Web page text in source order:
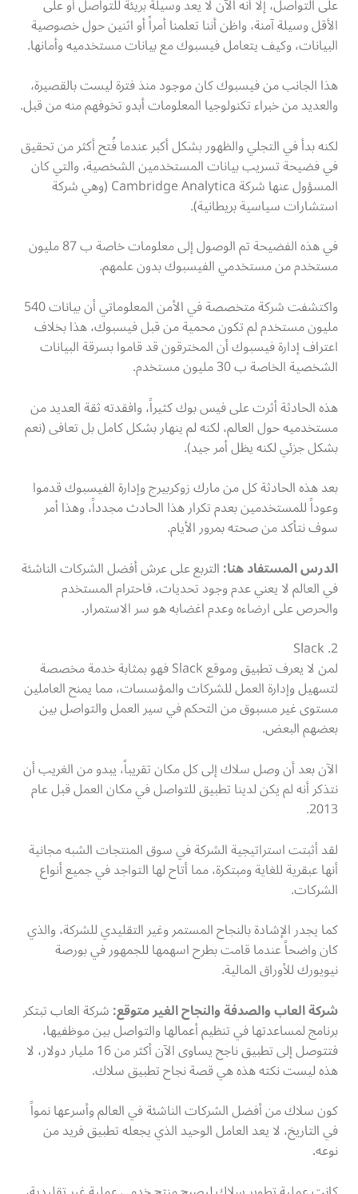
الأقل وسيلة آمنة، واظن أننا تعلمنا أمراً أو اثنين حول خصوصية
البيانات، وكيف يتعامل فيسبوك مع بيانات مستخدميه وأمانها.
هذا الجانب من فيسبوك كان موجود منذ فترة ليست بالقصيرة،
والعديد من خبراء تكنولوجيا المعلومات أبدو تخوفهم منه من قبل.
لكنه بدأ في التجلي والظهور بشكل أكبر عندما فُتح أكثر من تحقيق
في فضيحة تسريب بيانات المستخدمين الشخصية، والتي كان
المسؤول عنها شركة Cambridge Analytica (وهي شركة
استشارات سياسية بريطانية).
في هذه الفضيحة تم الوصول إلى معلومات خاصة ب 87 مليون
مستخدم من مستخدمي الفيسبوك بدون علمهم.
واكتشفت شركة متخصصة في الأمن المعلوماتي أن بيانات 540
مليون مستخدم لم تكون محمية من قبل فيسبوك، هذا بخلاف
اعتراف إدارة فيسبوك أن المخترقون قد قاموا بسرقة البيانات
الشخصية الخاصة ب 30 مليون مستخدم.
هذه الحادثة أثرت على فيس بوك كثيراً، وافقدته ثقة العديد من
مستخدميه حول العالم، لكنه لم ينهار بشكل كامل بل تعافى (نعم
بشكل جزئي لكنه يظل أمر جيد).
بعد هذه الحادثة كل من مارك زوكربيرج وإدارة الفيسبوك قدموا
وعوداً للمستخدمين بعدم تكرار هذا الحادث مجدداً، وهذا أمر
سوف نتأكد من صحته بمرور الأيام.
الدرس المستفاد هنا:التربع على عرش أفضل الشركات الناشئة
في العالم لا يعني عدم وجود تحديات، فاحترام المستخدم
والحرص على ارضاءه وعدم اغضابه هو سر الاستمرار.
Slack .2
لمن لا يعرف تطبيق وموقع Slack فهو بمثابة خدمة مخصصة
لتسهيل وإدارة العمل للشركات والمؤسسات، مما يمنح العاملين
مستوى غير مسبوق من التحكم في سير العمل والتواصل بين
بعضهم البعض.
الآن بعد أن وصل سلاك إلى كل مكان تقريباً، يبدو من الغريب أن
نتذكر أنه لم يكن لدينا تطبيق للتواصل في مكان العمل قبل عام
2013.
لقد أثبتت استراتيجية الشركة في سوق المنتجات الشبه مجانية
أنها عبقرية للغاية ومبتكرة، مما أتاح لها التواجد في جميع أنواع
الشركات.
كما يجدر الإشادة بالنجاح المستمر وغير التقليدي للشركة، والذي
كان واضحاً عندما قامت بطرح اسهمها للجمهور في بورصة
نيويورك للأوراق المالية.
شركة العاب والصدفة والنجاح الغير متوقع:شركة العاب تبتكر
برنامج لمساعدتها في تنظيم أعمالها والتواصل بين موظفيها،
فتتوصل إلى تطبيق ناجح يساوى الآن أكثر من 16 مليار دولار، لا
هذه ليست نكته هذه هي قصة نجاح تطبيق سلاك.
كون سلاك من أفضل الشركات الناشئة في العالم وأسرعها نمواً
في التاريخ، لا يعد العامل الوحيد الذي يجعله تطبيق فريد من
نوعه.